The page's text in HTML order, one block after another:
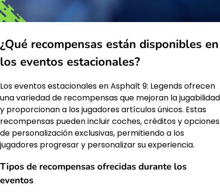
¿Qué recompensas están disponibles en
los eventos estacionales?
Los eventos estacionales en Asphalt 9: Legends ofrecen
una variedad de recompensas que mejoran la jugabilidad
y proporcionan a los jugadores artículos únicos. Estas
recompensas pueden incluir coches, créditos y opciones
de personalización exclusivas, permitiendo a los
jugadores progresar y personalizar su experiencia.
Tipos de recompensas ofrecidas durante los
eventos